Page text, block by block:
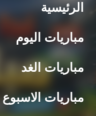
الرئيسية
مباريات اليوم
مباريات الغد
مباريات الاسبوع